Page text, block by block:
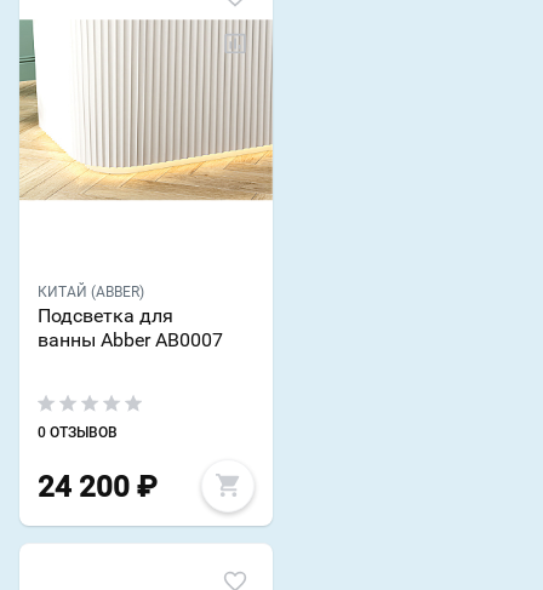
КИТАЙ (ABBER)
Подсветка для
ванны Abber AB0007
0 ОТЗЫВОВ
24 200 ₽